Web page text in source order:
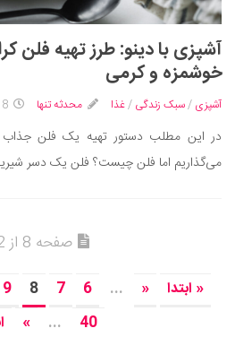
آشپزی با دینو: طرز تهیه فلن
خوشمزه و کرمی
آشپزی /سبک زندگی /غذا محدثه تنها 18
در این مطلب دستور تهیه یک فلن جذاب
می‌گذاریم اما فلن چیست؟ فلن یک دسر
صفحه 8 از 202
« ابتدا «
...
6
7
8
9
40
...
»